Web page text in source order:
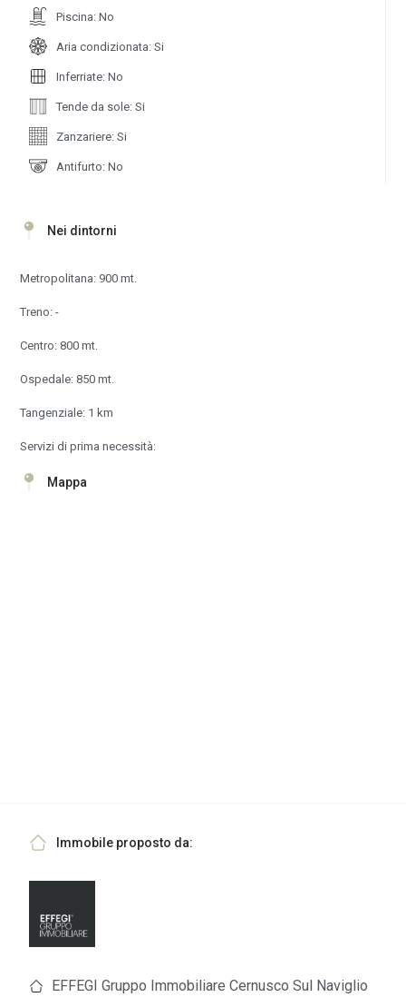
Piscina: No
Aria condizionata: Si
Inferriate: No
Tende da sole: Si
Zanzariere: Si
Antifurto: No
Nei dintorni
Metropolitana: 900 mt.
Treno: -
Centro: 800 mt.
Ospedale: 850 mt.
Tangenziale: 1 km
Servizi di prima necessità:
Mappa
Immobile proposto da:
EFFEGI Gruppo Immobiliare Cernusco Sul Naviglio